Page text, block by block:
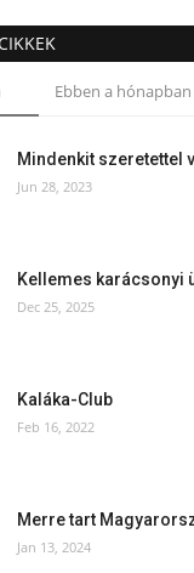
Ebben a hónapban
Mindenkit szeretettel
Jun 28, 2023
Kellemes karácsonyi
Dec 25, 2025
Kaláka-Club
Feb 16, 2022
Merre tart
Jan 13, 2024